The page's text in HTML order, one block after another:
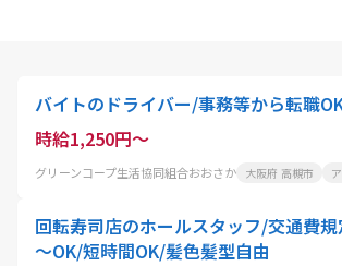
バイトのドライバー/事務等から転職
時給1,250円～
グリーンコープ生活協同組合おおさか 大阪府 高槻市
回転寿司店のホールスタッフ/交通費
～OK/短時間OK/髪色髪型自由